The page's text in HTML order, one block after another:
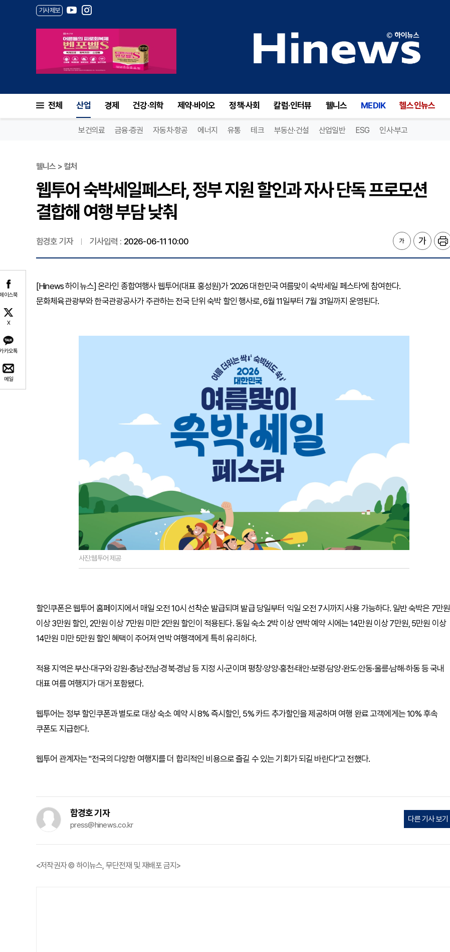
기사제보
전체 산업 경제 건강·의학 제약·바이오 정책·사회 칼럼·인터뷰 웰니스 MEDIK 헬스인뉴스
보건의료 금융·증권 자동차·항공 에너지 유통 테크 부동산·건설 산업일반 ESG 인사·부고
이스북
X
카오톡
메일
웰니스 > 컬처
웹투어 숙박세일페스타, 정부 지원 할인과 자사 단독 프로모션
결합해 여행 부담 낮춰
함경호 기자 기사입력 : 2026-06-11 10:00
[Hinews 하이뉴스] 온라인 종합여행사 웹투어(대표 홍성원)가 '2026 대한민국 여름맞이 숙박세일 페스타'에 참여한다.
문화체육관광부와 한국관광공사가 주관하는 전국 단위 숙박 할인 행사로, 6월 11일부터 7월 31일까지 운영된다.
사진:웹투어 제공
할인쿠폰은 웹투어 홈페이지에서 매일 오전 10시 선착순 발급되며 발급 당일부터 익일 오전 7시까지 사용 가능하다. 일반 숙박은 7만원
이상 3만원 할인, 2만원 이상 7만원 미만 2만원 할인이 적용된다. 동일 숙소 2박 이상 연박 예약 시에는 14만원 이상 7만원, 5만원 이상
14만원 미만 5만원 할인 혜택이 주어져 연박 여행객에게 특히 유리하다.
적용 지역은 부산·대구와 강원·충남·전남·경북·경남 등 지정 시·군이며 평창·양양·홍천·태안·보령·담양·완도·안동·울릉·남해·하동 등 국내
대표 여름 여행지가 대거 포함됐다.
웹투어는 정부 할인쿠폰과 별도로 대상 숙소 예약 시 8% 즉시할인, 5% 카드 추가할인을 제공하며 여행 완료 고객에게는 10% 후속
쿠폰도 지급한다.
웹투어 관계자는 "전국의 다양한 여행지를 더 합리적인 비용으로 즐길 수 있는 기회가 되길 바란다"고 전했다.
함경호 기자
press@hinews.co.kr
다른 기사 보기
<저작권자 © 하이뉴스, 무단전재 및 재배포 금지>